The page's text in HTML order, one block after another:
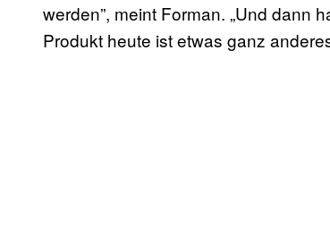
werden”, meint Forman. „Und dann
Produkt heute ist etwas ganz